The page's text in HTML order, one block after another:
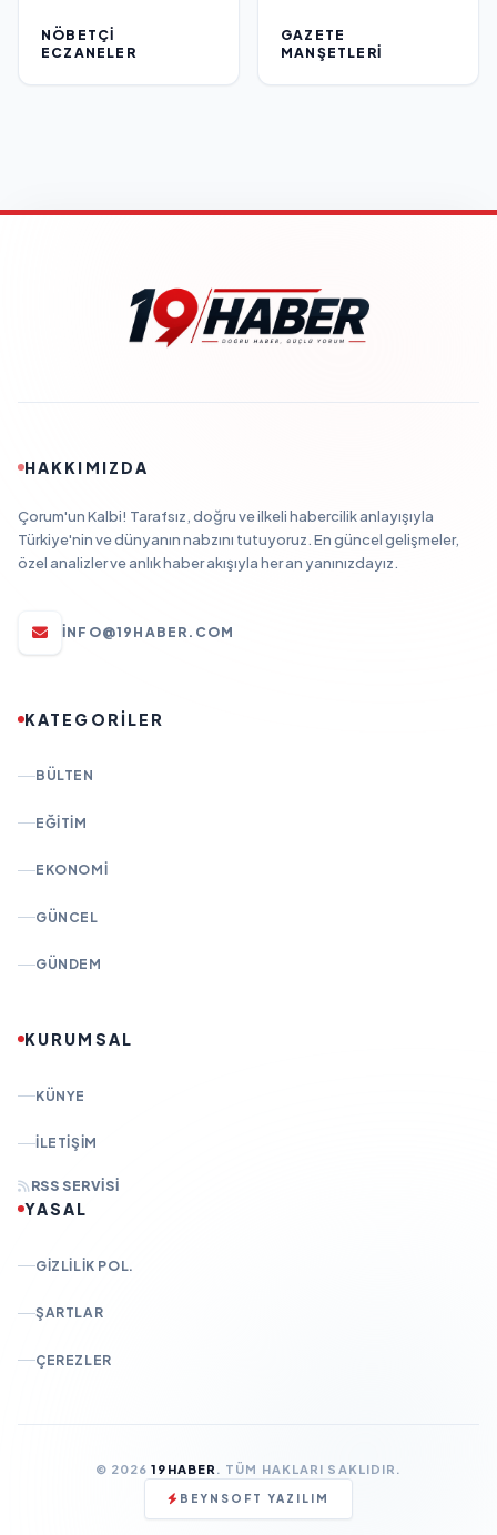
NÖBETÇI
ECZANELER
GAZETE
MANŞETLERI
HAKKIMIZDA
Çorum'un Kalbi! Tarafsız, doğru ve ilkeli habercilik anlayışıyla
Türkiye'nin ve dünyanın nabzını tutuyoruz. En güncel gelişmeler,
özel analizler ve anlık haber akışıyla her an yanınızdayız.
INFO@19HABER.COM
KATEGORİLER
BÜLTEN
EĞITIM
EKONOMI
GÜNCEL
GÜNDEM
KURUMSAL
KÜNYE
İLETIŞIM
RSS SERVISI
YASAL
GIZLILIK POL.
ŞARTLAR
ÇEREZLER
© 202619HABER . TÜM HAKLARI SAKLIDIR.
BEYNSOFT YAZILIM